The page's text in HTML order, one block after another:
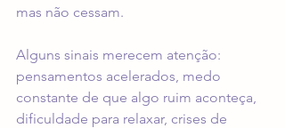
mas não cessam.
Alguns sinais merecem atenção:
pensamentos acelerados, medo
constante de que algo ruim aconteça,
dificuldade para relaxar, crises de